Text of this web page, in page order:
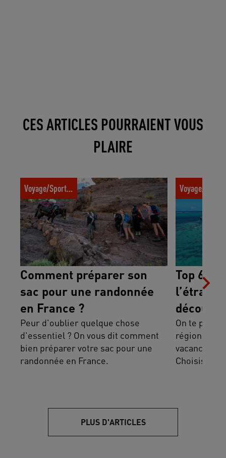
CES ARTICLES POURRAIENT VOUS
PLAIRE
Comment préparer son sac pour une
randonnée en France ?
Voyage/Sport trotter
Comment préparer son
sac pour une randonnée
en France ?
Peur d'oublier quelque chose
d'essentiel ? On vous dit comment
bien préparer votre sac pour une
randonnée en France.
Top 6 des
allier sport,
Top 6
On te
régions
vacances
Choisis ta
PLUS D'ARTICLES